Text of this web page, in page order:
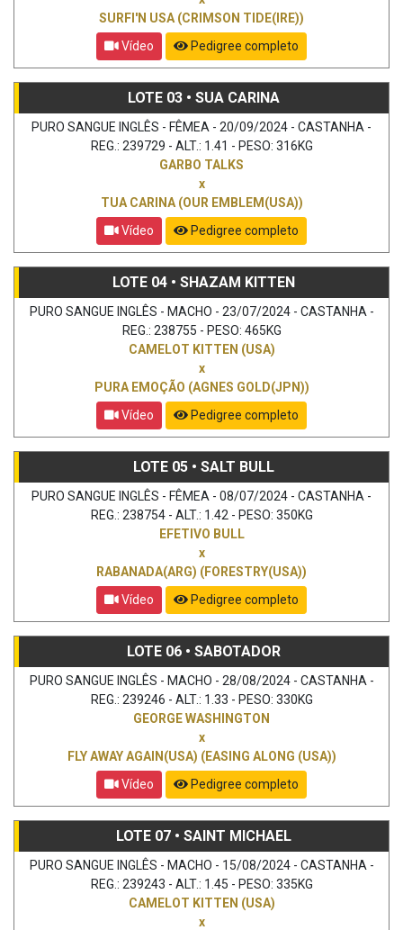
SURFI'N USA (CRIMSON TIDE(IRE))
Vídeo
Pedigree completo
LOTE 03 • SUA CARINA
PURO SANGUE INGLÊS - FÊMEA - 20/09/2024 - CASTANHA -
REG.: 239729 - ALT.: 1.41 - PESO: 316KG
GARBO TALKS
x
TUA CARINA (OUR EMBLEM(USA))
Vídeo
Pedigree completo
LOTE 04 • SHAZAM KITTEN
PURO SANGUE INGLÊS - MACHO - 23/07/2024 - CASTANHA -
REG.: 238755 - PESO: 465KG
CAMELOT KITTEN (USA)
x
PURA EMOÇÃO (AGNES GOLD(JPN))
Vídeo
Pedigree completo
LOTE 05 • SALT BULL
PURO SANGUE INGLÊS - FÊMEA - 08/07/2024 - CASTANHA -
REG.: 238754 - ALT.: 1.42 - PESO: 350KG
EFETIVO BULL
x
RABANADA(ARG) (FORESTRY(USA))
Vídeo
Pedigree completo
LOTE 06 • SABOTADOR
PURO SANGUE INGLÊS - MACHO - 28/08/2024 - CASTANHA -
REG.: 239246 - ALT.: 1.33 - PESO: 330KG
GEORGE WASHINGTON
x
FLY AWAY AGAIN(USA) (EASING ALONG (USA))
Vídeo
Pedigree completo
LOTE 07 • SAINT MICHAEL
PURO SANGUE INGLÊS - MACHO - 15/08/2024 - CASTANHA -
REG.: 239243 - ALT.: 1.45 - PESO: 335KG
CAMELOT KITTEN (USA)
x